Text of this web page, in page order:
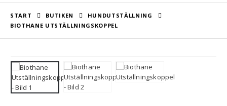
START BUTIKEN
HUNDUTSTÄLLNING
BIOTHANE UTSTÄLLNINGSKOPPEL